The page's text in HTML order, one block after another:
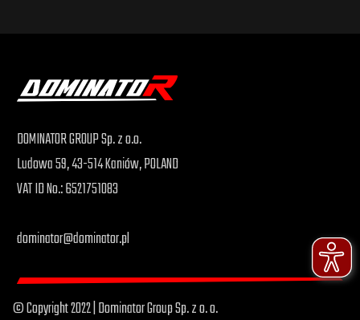
DOMINATOR GROUP Sp. z o.o.
Ludowa 59, 43-514 Kaniów, POLAND
VAT ID No.: 6521751083
dominator@dominator.pl
© Copyright 2022 | Dominator Group Sp. z o. o.